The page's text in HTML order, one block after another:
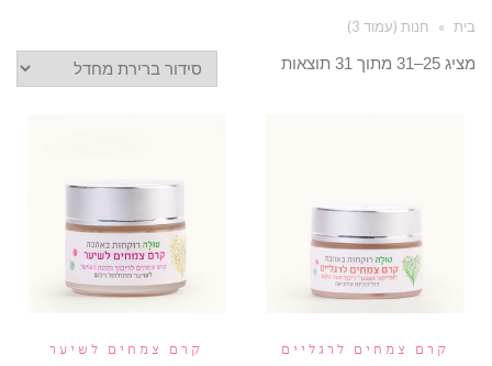
בית » חנות (עמוד 3)
מציג 25–31 מתוך 31 תוצאות
קרם צמחים לרגליים קרם צמחים לשיער